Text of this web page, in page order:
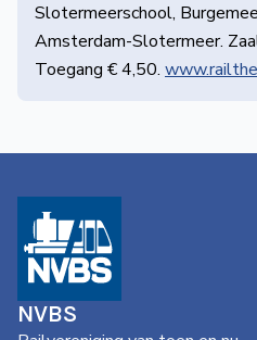
Slotermeerschool,
Amsterdam-Slotermeer.
Toegang € 4,50.
NVBS